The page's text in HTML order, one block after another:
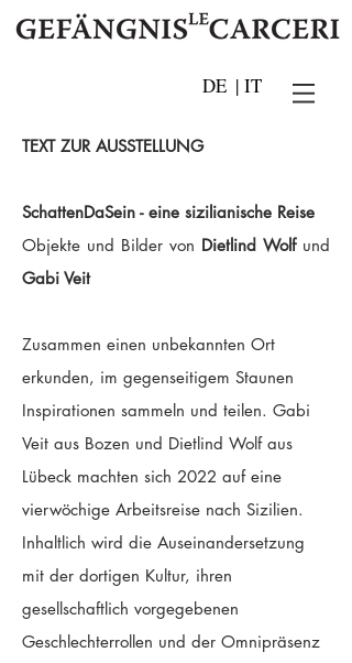
DE | IT
TEXT ZUR AUSSTELLUNG
SchattenDaSein - eine sizilianische Reise
Objekte und Bilder von Dietlind Wolf und
Gabi Veit
Zusammen einen unbekannten Ort
erkunden, im gegenseitigem Staunen
Inspirationen sammeln und teilen. Gabi
Veit aus Bozen und Dietlind Wolf aus
Lübeck machten sich 2022 auf eine
vierwöchige Arbeitsreise nach Sizilien.
Inhaltlich wird die Auseinandersetzung
mit der dortigen Kultur, ihren
gesellschaftlich vorgegebenen
Geschlechterrollen und der Omnipräsenz